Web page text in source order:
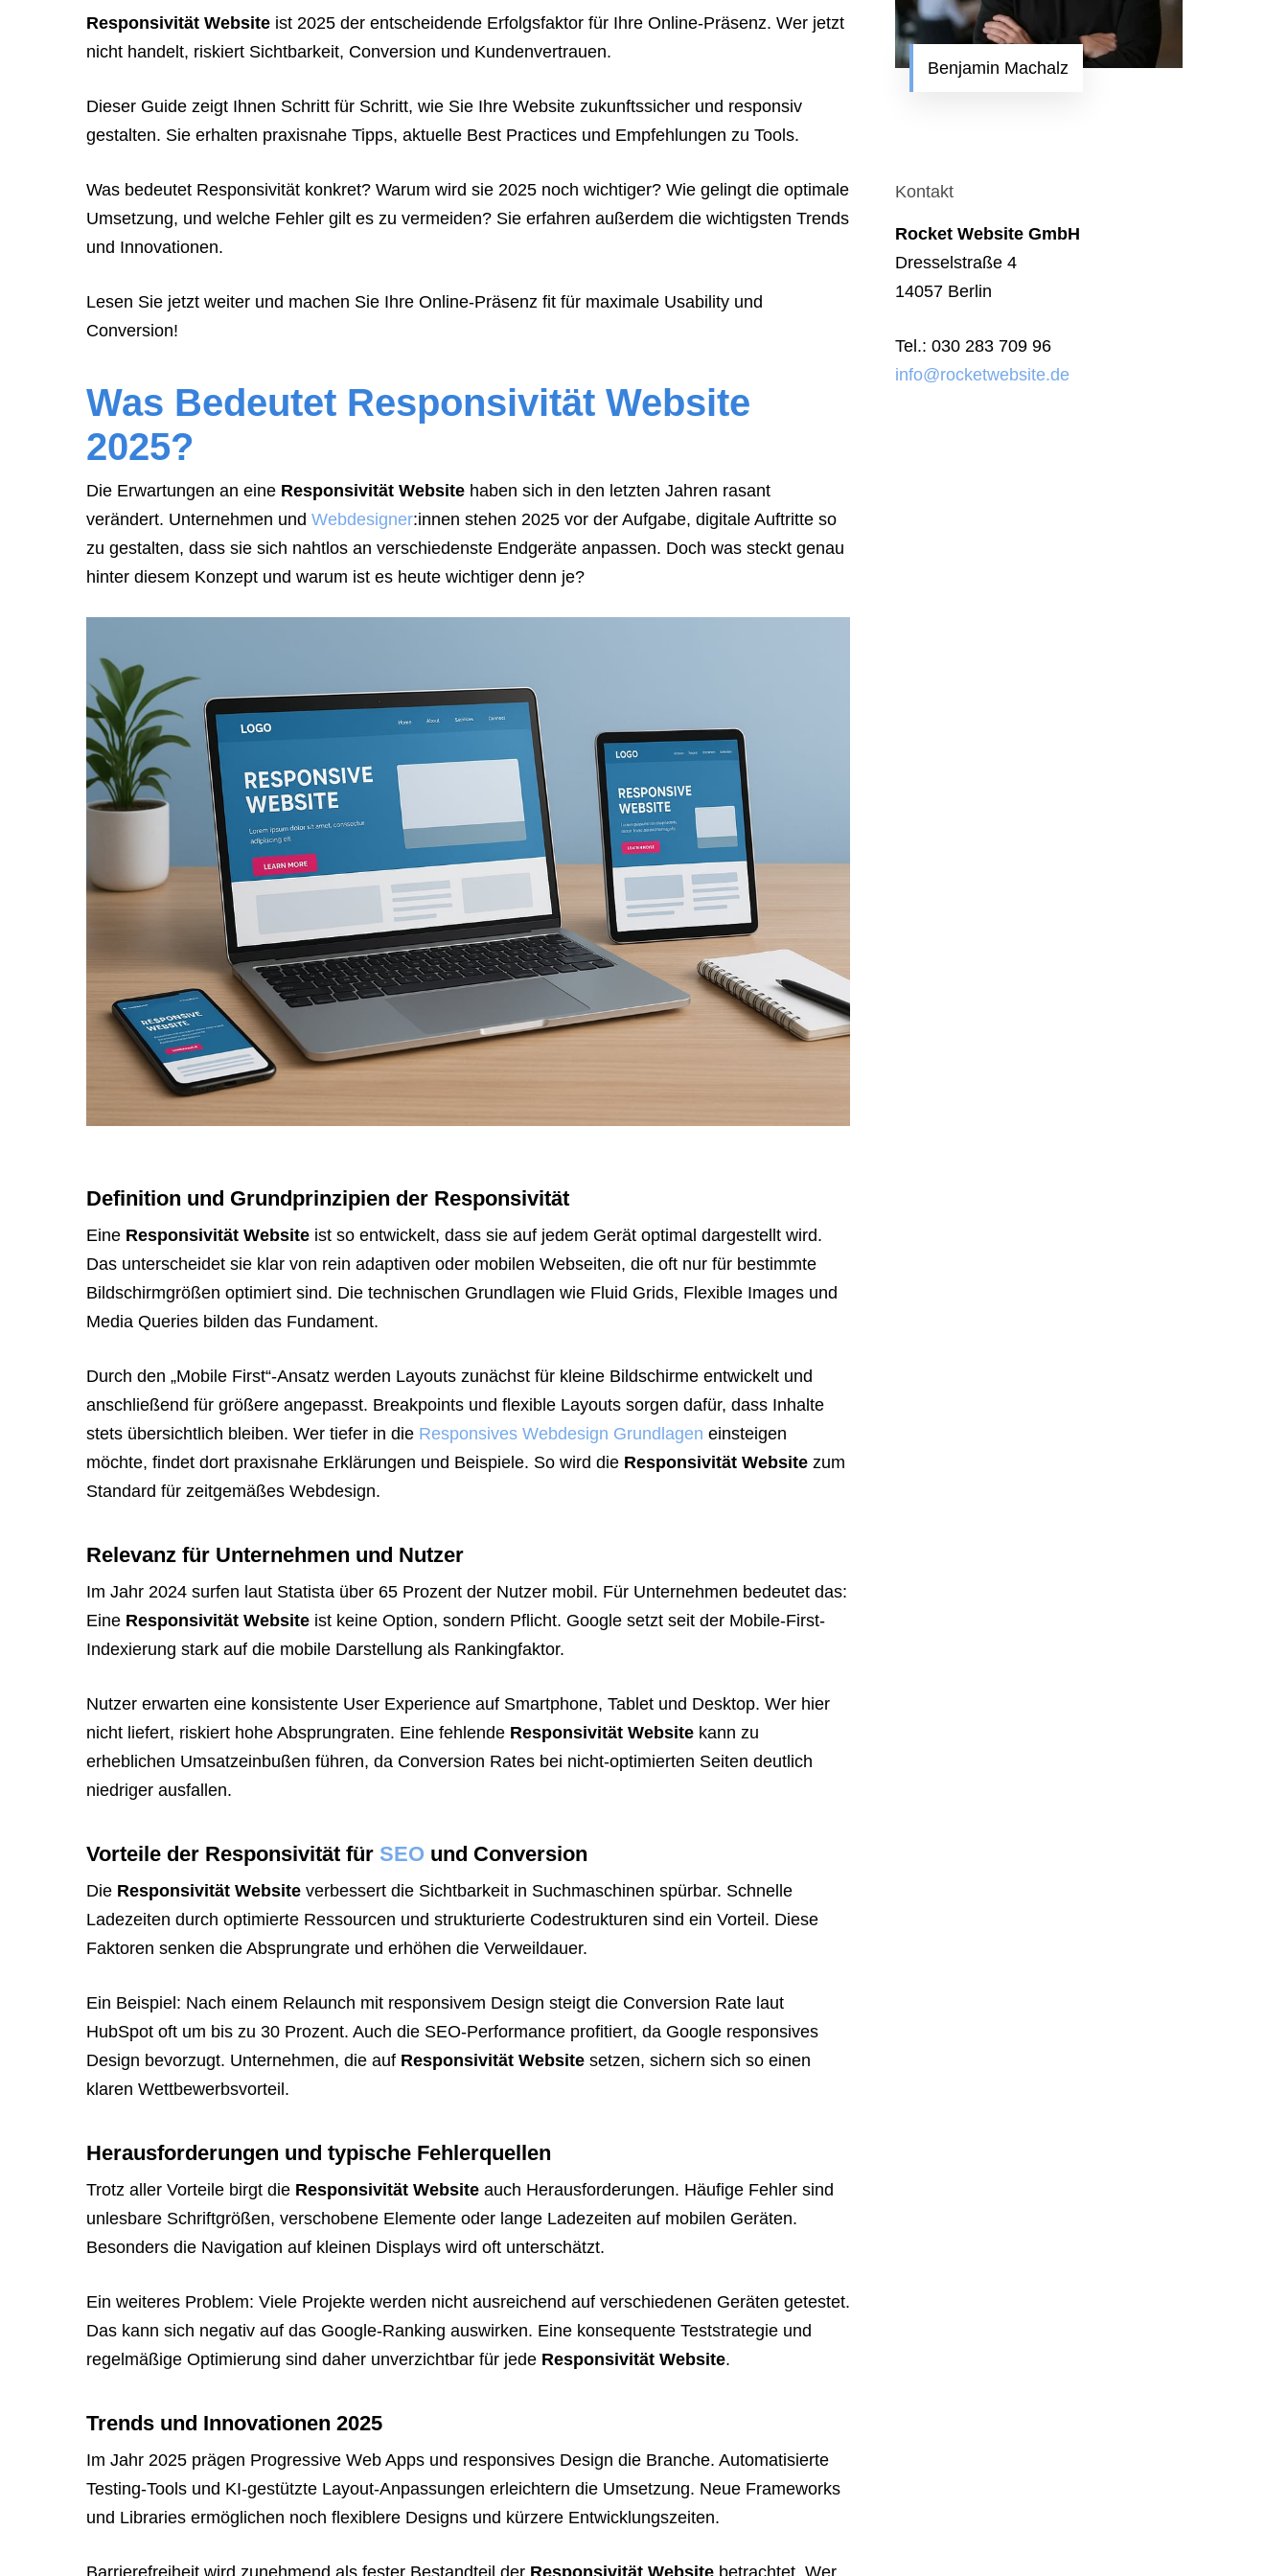
Responsivität Website ist 2025 der entscheidende Erfolgsfaktor für Ihre Online-Präsenz. Wer jetzt
nicht handelt, riskiert Sichtbarkeit, Conversion und Kundenvertrauen.
Dieser Guide zeigt Ihnen Schritt für Schritt, wie Sie Ihre Website zukunftssicher und responsiv
gestalten. Sie erhalten praxisnahe Tipps, aktuelle Best Practices und Empfehlungen zu Tools.
Was bedeutet Responsivität konkret? Warum wird sie 2025 noch wichtiger? Wie gelingt die optimale
Umsetzung, und welche Fehler gilt es zu vermeiden? Sie erfahren außerdem die wichtigsten Trends
und Innovationen.
Lesen Sie jetzt weiter und machen Sie Ihre Online-Präsenz fit für maximale Usability und
Conversion!
Was Bedeutet Responsivität Website
2025?
Die Erwartungen an eine Responsivität Website haben sich in den letzten Jahren rasant
verändert. Unternehmen undWebdesigner:innen stehen 2025 vor der Aufgabe, digitale Auftritte so
zu gestalten, dass sie sich nahtlos an verschiedenste Endgeräte anpassen. Doch was steckt genau
hinter diesem Konzept und warum ist es heute wichtiger denn je?
Definition und Grundprinzipien der Responsivität
Eine Responsivität Website ist so entwickelt, dass sie auf jedem Gerät optimal dargestellt wird.
Das unterscheidet sie klar von rein adaptiven oder mobilen Webseiten, die oft nur für bestimmte
Bildschirmgrößen optimiert sind. Die technischen Grundlagen wie Fluid Grids, Flexible Images und
Media Queries bilden das Fundament.
Durch den „Mobile First“-Ansatz werden Layouts zunächst für kleine Bildschirme entwickelt und
anschließend für größere angepasst. Breakpoints und flexible Layouts sorgen dafür, dass Inhalte
stets übersichtlich bleiben. Wer tiefer in die Responsives Webdesign Grundlagen einsteigen
möchte, findet dort praxisnahe Erklärungen und Beispiele. So wird die Responsivität Website zum
Standard für zeitgemäßes Webdesign.
Relevanz für Unternehmen und Nutzer
Im Jahr 2024 surfen laut Statista über 65 Prozent der Nutzer mobil. Für Unternehmen bedeutet das:
Eine Responsivität Website ist keine Option, sondern Pflicht. Google setzt seit der Mobile-First-
Indexierung stark auf die mobile Darstellung als Rankingfaktor.
Nutzer erwarten eine konsistente User Experience auf Smartphone, Tablet und Desktop. Wer hier
nicht liefert, riskiert hohe Absprungraten. Eine fehlende Responsivität Website kann zu
erheblichen Umsatzeinbußen führen, da Conversion Rates bei nicht-optimierten Seiten deutlich
niedriger ausfallen.
Vorteile der Responsivität für SEO und Conversion
Die Responsivität Website verbessert die Sichtbarkeit in Suchmaschinen spürbar. Schnelle
Ladezeiten durch optimierte Ressourcen und strukturierte Codestrukturen sind ein Vorteil. Diese
Faktoren senken die Absprungrate und erhöhen die Verweildauer.
Ein Beispiel: Nach einem Relaunch mit responsivem Design steigt die Conversion Rate laut
HubSpot oft um bis zu 30 Prozent. Auch die SEO-Performance profitiert, da Google responsives
Design bevorzugt. Unternehmen, die auf Responsivität Website setzen, sichern sich so einen
klaren Wettbewerbsvorteil.
Herausforderungen und typische Fehlerquellen
Trotz aller Vorteile birgt die Responsivität Website auch Herausforderungen. Häufige Fehler sind
unlesbare Schriftgrößen, verschobene Elemente oder lange Ladezeiten auf mobilen Geräten.
Besonders die Navigation auf kleinen Displays wird oft unterschätzt.
Ein weiteres Problem: Viele Projekte werden nicht ausreichend auf verschiedenen Geräten getestet.
Das kann sich negativ auf das Google-Ranking auswirken. Eine konsequente Teststrategie und
regelmäßige Optimierung sind daher unverzichtbar für jede Responsivität Website.
Trends und Innovationen 2025
Im Jahr 2025 prägen Progressive Web Apps und responsives Design die Branche. Automatisierte
Testing-Tools und KI-gestützte Layout-Anpassungen erleichtern die Umsetzung. Neue Frameworks
und Libraries ermöglichen noch flexiblere Designs und kürzere Entwicklungszeiten.
Benjamin Machalz
Kontakt
Rocket Website GmbH
Dresselstraße 4
14057 Berlin
Tel.: 030 283 709 96
info@rocketwebsite.de
https://calendly.com/rocketwebsite/30min